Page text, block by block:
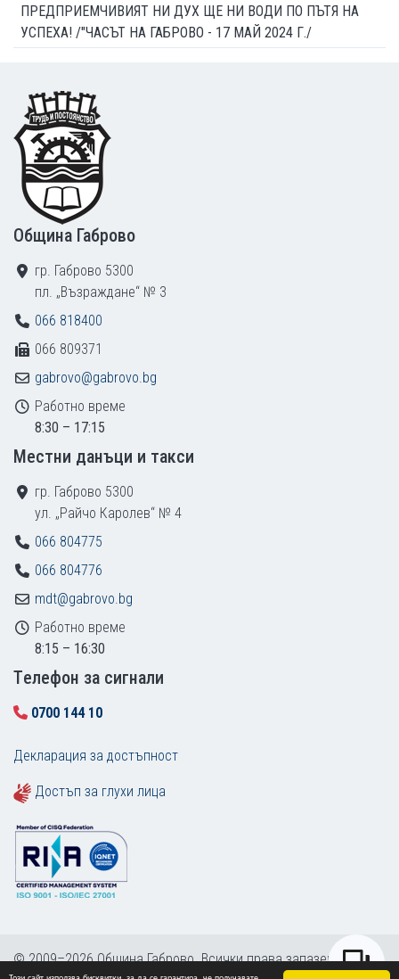
ПРЕДПРИЕМЧИВИЯТ НИ ДУХ ЩЕ НИ ВОДИ ПО ПЪТЯ НА
УСПЕХА! /"ЧАСЪТ НА ГАБРОВО - 17 МАЙ 2024 Г./
Footer
Община Габрово
гр. Габрово 5300
пл. „Възраждане“ № 3
066 818400
066 809371
gabrovo@gabrovo.bg
Работно време
8:30 – 17:15
Местни данъци и такси
гр. Габрово 5300
ул. „Райчо Каролев“ № 4
066 804775
066 804776
mdt@gabrovo.bg
Работно време
8:15 – 16:30
Tелефон за сигнали
0700 144 10
Декларация за достъпност
Достъп за глухи лица
© 2009–2026 Община Габрово. Всички права запазени.